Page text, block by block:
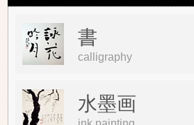
書
calligraphy
水墨画